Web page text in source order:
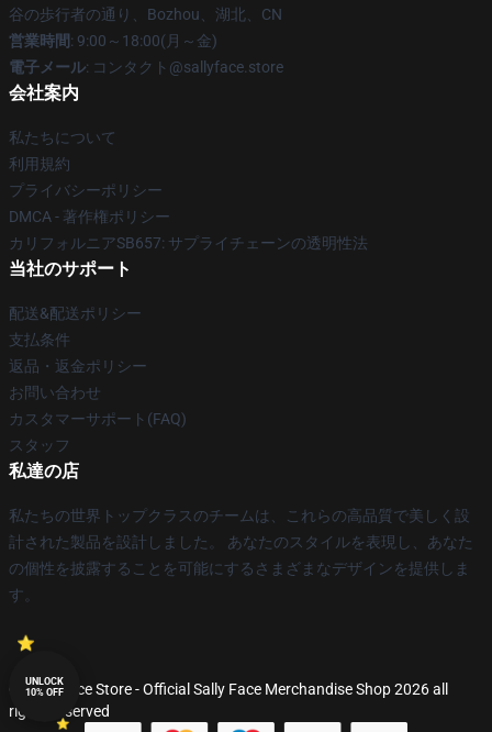
谷の歩行者の通り、Bozhou、湖北、CN
営業時間: 9:00～18:00(月～金)
電子メール: コンタクト@sallyface.store
会社案内
私たちについて
利用規約
プライバシーポリシー
DMCA - 著作権ポリシー
カリフォルニアSB657: サプライチェーンの透明性法
当社のサポート
配送&配送ポリシー
支払条件
返品・返金ポリシー
お問い合わせ
カスタマーサポート(FAQ)
スタッフ
私達の店
私たちの世界トップクラスのチームは、これらの高品質で美しく設
計された製品を設計しました。 あなたのスタイルを表現し、あなた
の個性を披露することを可能にするさまざまなデザインを提供しま
す。
© Sally Face Store - Official Sally Face Merchandise Shop 2026 all
rights reserved
UNLOCK
10% OFF